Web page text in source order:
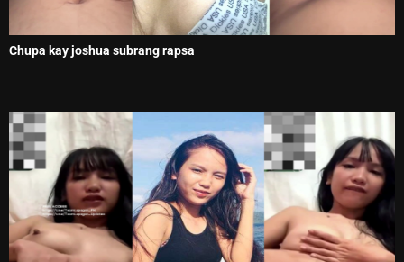
Chupa kay joshua subrang rapsa